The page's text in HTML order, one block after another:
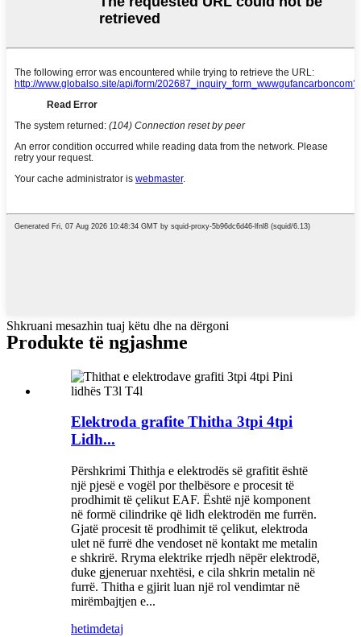
Shkruani mesazhin tuaj këtu dhe na dërgoni
Produkte të ngjashme
Elektroda grafite Thitha 3tpi 4tpi
Lidh...
Përshkrimi Thithja e elektrodës së grafitit është
një pjesë e vogël por thelbësore e procesit të
prodhimit të çelikut EAF. Është një komponent
në formë cilindrike që lidh elektrodën me furrën.
Gjatë procesit të prodhimit të çelikut, elektroda
ulet në furrë dhe vendoset në kontakt me metalin
e shkrirë. Rryma elektrike rrjedh nëpër elektrodë,
duke gjeneruar nxehtësi, e cila shkrin metalin në
furrë. Thitha e gjirit luan një rol vendimtar në
mirëmbajtjen e...
hetimdetaj